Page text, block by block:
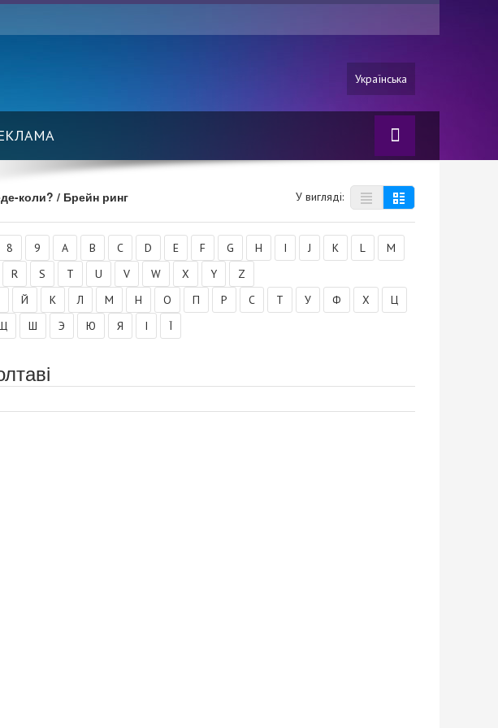
Українська
коли? / Брейн ринг У вигляді:
8 9 A B C D E F G H I J K L
M
R S T U V W X Y
Z
Й К Л М Н О П Р С Т У Ф Х
Ц
Ш Э Ю Я І Ї